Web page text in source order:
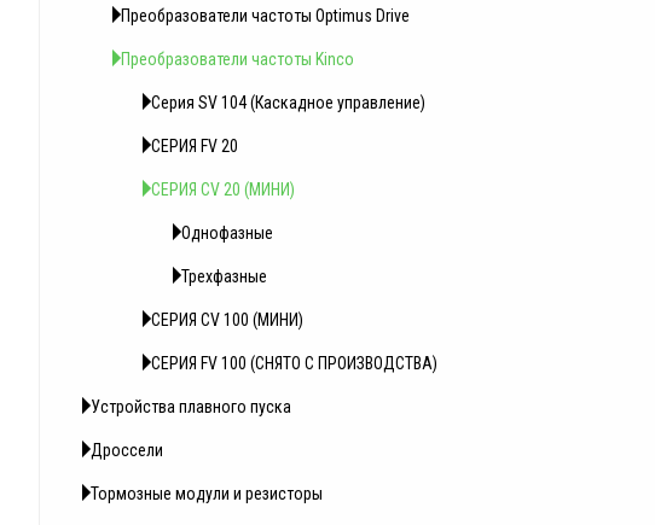
Преобразователи частоты Optimus Drive
Преобразователи частоты Kinco
Серия SV 104 (Каскадное управление)
СЕРИЯ FV 20
СЕРИЯ CV 20 (МИНИ)
Однофазные
Трехфазные
СЕРИЯ СV 100 (МИНИ)
СЕРИЯ FV 100 (СНЯТО С ПРОИЗВОДСТВА)
Устройства плавного пуска
Дроссели
Тормозные модули и резисторы